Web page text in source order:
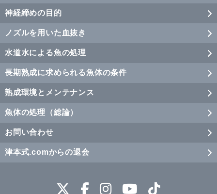
神経締めの目的
ノズルを用いた血抜き
水道水による魚の処理
長期熟成に求められる魚体の条件
熟成環境とメンテナンス
魚体の処理（総論）
お問い合わせ
津本式.comからの退会